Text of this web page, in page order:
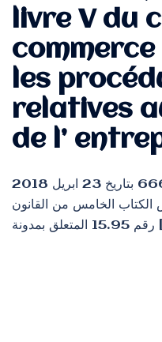
livre V du
les
relatives
de l’
صدر بالجريدة الرسمية عدد 6667 بتاريخ 23 ابريل 2018
بنسخ وتعويض الكتاب الخامس من القانون